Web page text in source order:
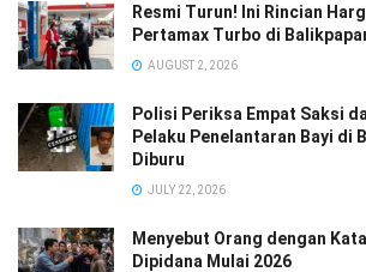
Resmi Turun! Ini Rincian
Pertamax Turbo di
AUGUST 2, 2026
Polisi Periksa Empat Saksi
Pelaku Penelantaran Bayi di
Diburu
JULY 22, 2026
Menyebut Orang dengan
Dipidana Mulai 2026